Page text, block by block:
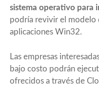
sistema operativo para
podría revivir el modelo
aplicaciones Win32.
Las empresas
bajo costo podrán
ofrecidos a través de